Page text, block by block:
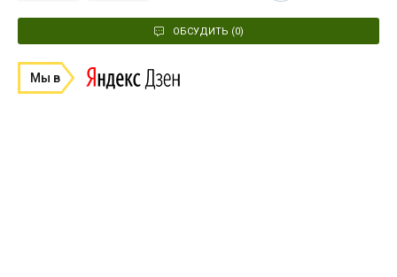
ОБСУДИТЬ (0)
Мы в